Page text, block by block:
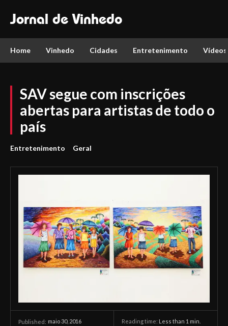
Jornal de Vinhedo
Home Vinhedo Cidades Entretenimento Vídeos
SAV segue com inscrições
abertas para artistas de todo o
país
Entretenimento Geral
Published: maio 30, 2016 Reading time: Less than 1 min.